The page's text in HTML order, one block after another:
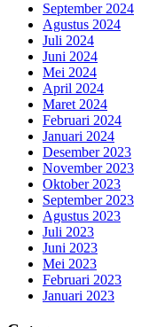
September 2024
Agustus 2024
Juli 2024
Juni 2024
Mei 2024
April 2024
Maret 2024
Februari 2024
Januari 2024
Desember 2023
November 2023
Oktober 2023
September 2023
Agustus 2023
Juli 2023
Juni 2023
Mei 2023
Februari 2023
Januari 2023